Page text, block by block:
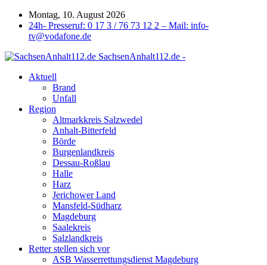
Montag, 10. August 2026
24h- Presseruf: 0 17 3 / 76 73 12 2 – Mail: info-
tv@vodafone.de
SachsenAnhalt112.de -
Aktuell
Brand
Unfall
Region
Altmarkkreis Salzwedel
Anhalt-Bitterfeld
Börde
Burgenlandkreis
Dessau-Roßlau
Halle
Harz
Jerichower Land
Mansfeld-Südharz
Magdeburg
Saalekreis
Salzlandkreis
Retter stellen sich vor
ASB Wasserrettungsdienst Magdeburg